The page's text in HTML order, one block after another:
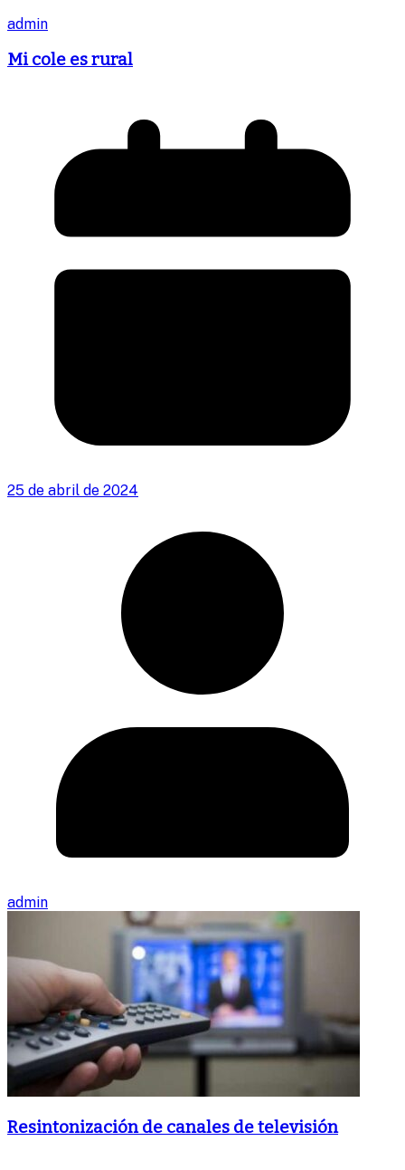
admin
Mi cole es rural
25 de abril de 2024
admin
Resintonización de canales de televisión